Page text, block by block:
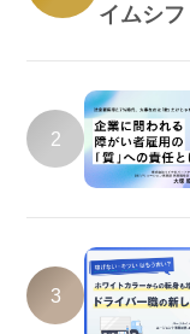
イムシ
2
3